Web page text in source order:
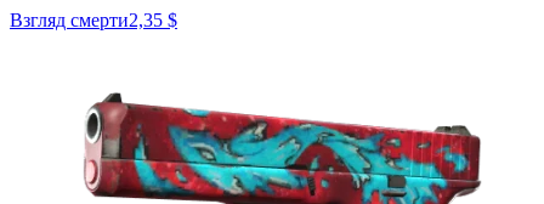
Взгляд смерти2,35 $